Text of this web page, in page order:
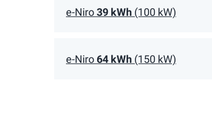
e-Niro39 kWh (100 kW)
e-Niro64 kWh (150 kW)